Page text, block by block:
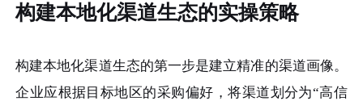
构建本地化渠道生态的实操策略
构建本地化渠道生态的第一步是建立精准的渠道画像。
企业应根据目标地区的采购偏好，将渠道划分为“高信